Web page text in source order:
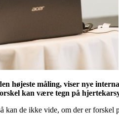
højeste måling, viser nye
kan være tegn på
kan de ikke vide, om der er